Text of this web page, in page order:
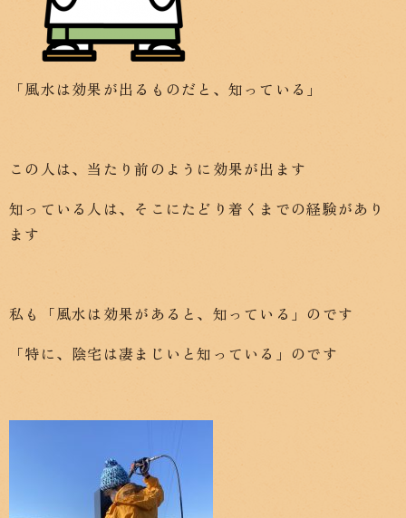
「風水は効果が出るものだと、知っている」
この人は、当たり前のように効果が出ます
知っている人は、そこにたどり着くまでの経験があり
ます
私も「風水は効果があると、知っている」のです
「特に、陰宅は凄まじいと知っている」のです